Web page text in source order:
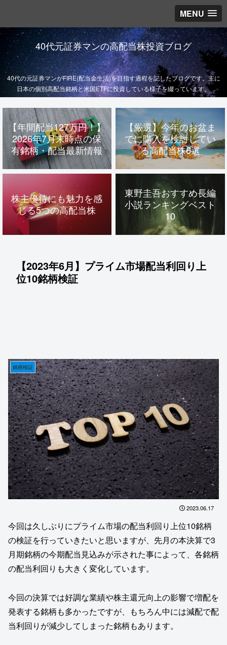
MENU
40代元証券マンの高配当株投資ブログ
40代の元証券マンがFIRE(配当金生活)を目指す過程を記したブログです。主に
日本の個別高配当銘柄と米国ETFに投資している様子を綴っています。
【年間配当127万円！】
2026年7月末時点の保
有銘柄・配当最新情報
【厳選】今年のお盆ま
でに購入を検討してい
る高配当株6選
株主優待にも魅力を感
じる5つの高配当株
東野圭吾おすすめ長編
小説ランキングベスト
10
【2023年6月】プライム市場配当利回り上
位10銘柄検証
銘柄検証
2023.06.17
今回は久しぶりにプライム市場の配当利回り上位10銘柄
の検証を行っていきたいと思いますが、先月の本決算で3
月期銘柄の今期配当見込みが示された事によって、各銘柄
の配当利回りも大きく変化しています。
今回の決算では好調な業績や株主還元向上の影響で増配を
発表する銘柄も多かったですが、もちろん中には減配で配
当利回りが減少してしまった銘柄もあります。